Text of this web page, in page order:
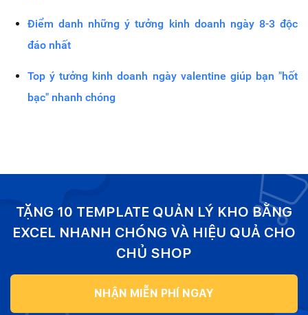
Điểm danh những ý tưởng kinh doanh ngày 8-3 độc
đáo nhất
Top ý tưởng kinh doanh ngày valentine giúp bạn "hốt
bạc" nhanh chóng
TẶNG 10 TEMPLATE QUẢN LÝ KHO BẰNG
EXCEL NHANH CHÓNG VÀ HIỆU QUẢ CHO
CHỦ SHOP
NHẬN MIỄN PHÍ NGAY